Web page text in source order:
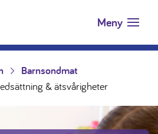
Meny
Barnsondmat
& ätsvårigheter